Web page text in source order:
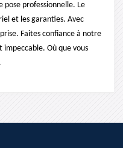
pose professionnelle. Le
et les garanties. Avec
Faites confiance à notre
Où que vous